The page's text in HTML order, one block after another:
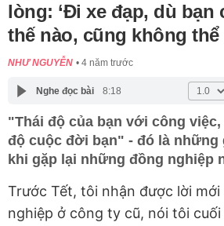
lòng: ‘Đi xe đạp, dù bạn
thế nào, cũng không thể
NHƯ NGUYỄN 4 năm trước
Nghe đọc bài 8:18
"Thái độ của bạn với công
độ cuộc đời bạn" - đó là những
khi gặp lại những đồng nghiệp
Trước Tết, tôi nhận được lời
nghiệp ở công ty cũ, nói tôi